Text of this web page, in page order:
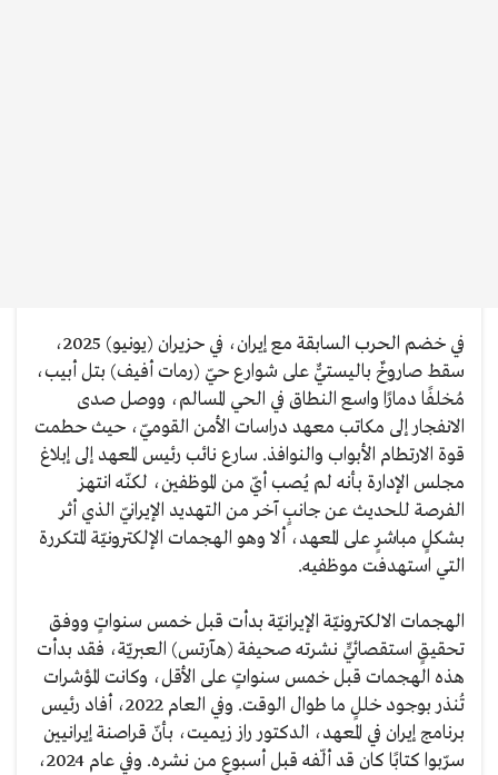
في خضم الحرب السابقة مع إيران، في حزيران (يونيو) 2025،
سقط صاروخٌ باليستيٌّ على شوارع حيّ (رمات أفيف) بتل أبيب،
مُخلفًا دمارًا واسع النطاق في الحي المسالم، ووصل صدى
الانفجار إلى مكاتب معهد دراسات الأمن القوميّ، حيث حطمت
قوة الارتطام الأبواب والنوافذ. سارع نائب رئيس المعهد إلى إبلاغ
مجلس الإدارة بأنه لم يُصب أيّ من الموظفين، لكنّه انتهز
الفرصة للحديث عن جانبٍ آخر من التهديد الإيرانيّ الذي أثر
بشكلٍ مباشرٍ على المعهد، ألا وهو الهجمات الإلكترونيّة المتكررة
التي استهدفت موظفيه.
الهجمات الالكترونيّة الإيرانيّة بدأت قبل خمس سنواتٍ ووفق
تحقيقٍ استقصائيٍّ نشرته صحيفة (هآرتس) العبريّة، فقد بدأت
هذه الهجمات قبل خمس سنواتٍ على الأقل، وكانت المؤشرات
تُنذر بوجود خللٍ ما طوال الوقت. وفي العام 2022، أفاد رئيس
برنامج إيران في المعهد، الدكتور راز زيميت، بأنّ قراصنة إيرانيين
سرّبوا كتابًا كان قد ألّفه قبل أسبوعٍ من نشره. وفي عام 2024،